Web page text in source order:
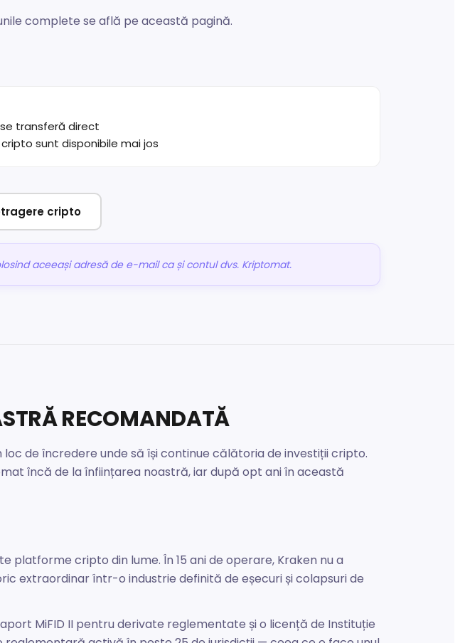
complete se află pe această pagină.
transferă direct
sunt disponibile mai jos
cripto
aceeași adresă de e-mail ca și contul dvs. Kriptomat.
RECOMANDATĂ
de încredere unde să își continue călătoria de investiții cripto.
încă de la înființarea noastră, iar după opt ani în această
platforme cripto din lume. În 15 ani de operare, Kraken nu a
extraordinar într-o industrie definită de eșecuri și colapsuri de
MiFID II pentru derivate reglementate și o licență de Instituție